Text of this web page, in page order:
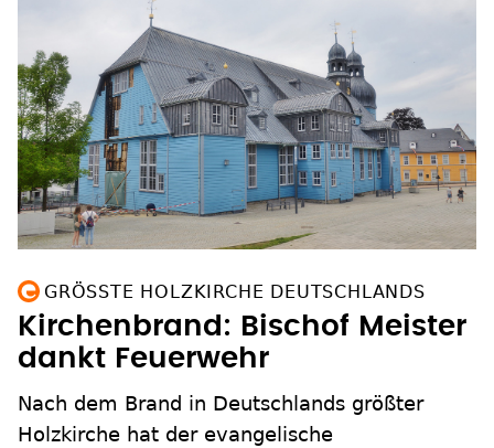
GRÖSSTE HOLZKIRCHE DEUTSCHLANDS
Kirchenbrand: Bischof Meister
dankt Feuerwehr
Nach dem Brand in Deutschlands größter
Holzkirche hat der evangelische